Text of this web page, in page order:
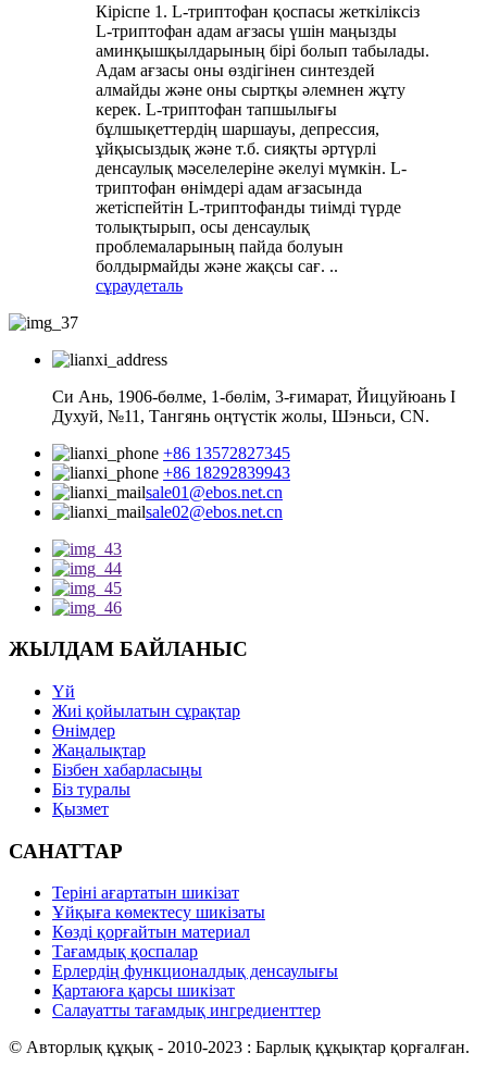
Кіріспе 1. L-триптофан қоспасы жеткіліксіз
L-триптофан адам ағзасы үшін маңызды
аминқышқылдарының бірі болып табылады.
Адам ағзасы оны өздігінен синтездей
алмайды және оны сыртқы әлемнен жұту
керек. L-триптофан тапшылығы
бұлшықеттердің шаршауы, депрессия,
ұйқысыздық және т.б. сияқты әртүрлі
денсаулық мәселелеріне әкелуі мүмкін. L-
триптофан өнімдері адам ағзасында
жетіспейтін L-триптофанды тиімді түрде
толықтырып, осы денсаулық
проблемаларының пайда болуын
болдырмайды және жақсы сағ. ..
сұраудеталь
Си Ань, 1906-бөлме, 1-бөлім, 3-ғимарат, Йицуйюань I
Духуй, №11, Тангянь оңтүстік жолы, Шэньси, CN.
+86 13572827345
+86 18292839943
sale01@ebos.net.cn
sale02@ebos.net.cn
ЖЫЛДАМ БАЙЛАНЫС
Үй
Жиі қойылатын сұрақтар
Өнімдер
Жаңалықтар
Бізбен хабарласыңы
Біз туралы
Қызмет
САНАТТАР
Теріні ағартатын шикізат
Ұйқыға көмектесу шикізаты
Көзді қорғайтын материал
Тағамдық қоспалар
Ерлердің функционалдық денсаулығы
Қартаюға қарсы шикізат
Салауатты тағамдық ингредиенттер
© Авторлық құқық - 2010-2023 : Барлық құқықтар қорғалған.